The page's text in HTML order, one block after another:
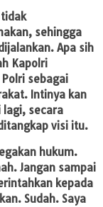
sehingga
Apa sih
Kapolri
sebagai
Intinya kan
secara
visi itu.
hukum.
Jangan sampai
kepada
Sudah. Saya